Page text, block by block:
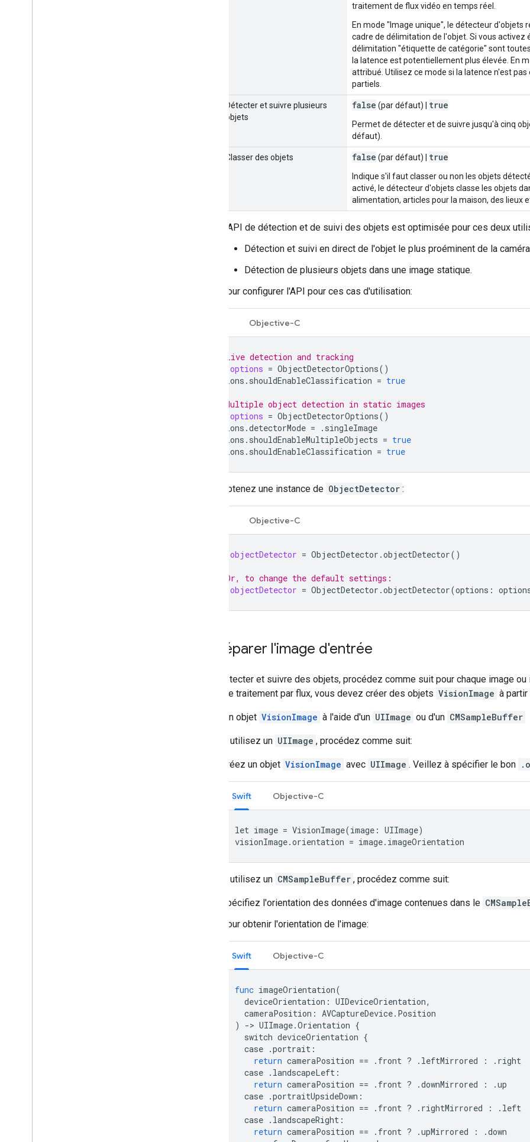
traitement de flux vidéo en temps réel.
En mode "Image unique", le détecteur
cadre de délimitation de l'objet. Si vous
délimitation "étiquette de catégorie" sont
la latence est potentiellement plus élevée. En
attribué. Utilisez ce mode si la latence n'est
partiels.
Détecter et suivre plusieurs
objets
false (par défaut) | true
Permet de détecter et de suivre jusqu'à cinq
défaut).
Classer des objets false (par défaut) | true
Indique s'il faut classer ou non les objets
activé, le détecteur d'objets classe les objets
alimentation, articles pour la maison, des lieux
L'API de détection et de suivi des objets est optimisée pour ces deux
Détection et suivi en direct de l'objet le plus proéminent de la
Détection de plusieurs objets dans une image statique.
Pour configurer l'API pour ces cas d'utilisation:
Objective-C
// Live detection and tracking
options = ObjectDetectorOptions()
options . shouldEnableClassification = true
// Multiple object detection in static images
options = ObjectDetectorOptions()
options .detectorMode = . singleImage
options . shouldEnableMultipleObjects = true
options . shouldEnableClassification = true
Obtenez une instance de ObjectDetector :
Objective-C
objectDetector = ObjectDetector .objectDetector()
// Or, to change the default settings:
objectDetector = ObjectDetector .objectDetector(options :
Préparer l'image d'entrée
Pour détecter et suivre des objets, procédez comme suit pour chaque image
mode de traitement par flux, vous devez créer des objets VisionImage à
Créez un objet VisionImage à l'aide d'un UIImage ou d'un CMSampleBuffer
Si vous utilisez un UIImage , procédez comme suit:
Créez un objet VisionImage avec UIImage . Veillez à spécifier le bon
Swift Objective-C
let image = VisionImage(image: UIImage)
visionImage.orientation = image.imageOrientation
Si vous utilisez un CMSampleBuffer , procédez comme suit:
Spécifiez l'orientation des données d'image contenues dans le
Pour obtenir l'orientation de l'image:
Swift Objective-C
func imageOrientation(
deviceOrientation : UIDeviceOrientation,
cameraPosition : AVCaptureDevice. Position
)
-> UIImage.Orientation {
switch deviceOrientation {
case .portrait :
return cameraPosition == . front ? . leftMirrored : . right
case . landscapeLeft :
return cameraPosition == . front ? .downMirrored : .up
case .portraitUpsideDown :
return cameraPosition == . front ? . rightMirrored : . left
case . landscapeRight :
return cameraPosition == . front ? .upMirrored : .down